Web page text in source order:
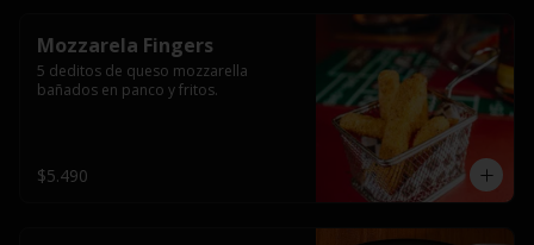
Mozzarela Fingers
5 deditos de queso mozzarella
bañados en panco y fritos.
$5.490